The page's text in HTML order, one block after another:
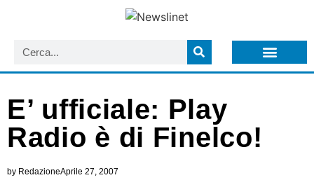
E’ ufficiale: Play
Radio è di Finelco!
by RedazioneAprile 27, 2007